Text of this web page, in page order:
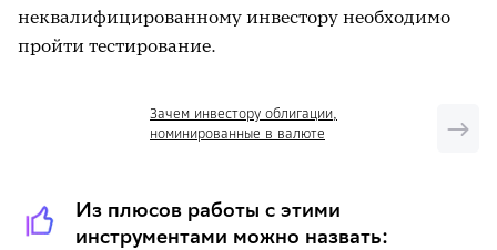
неквалифицированному инвестору необходимо
пройти тестирование.
Зачем инвестору облигации,
номинированные в валюте
Из плюсов работы с этими
инструментами можно назвать: